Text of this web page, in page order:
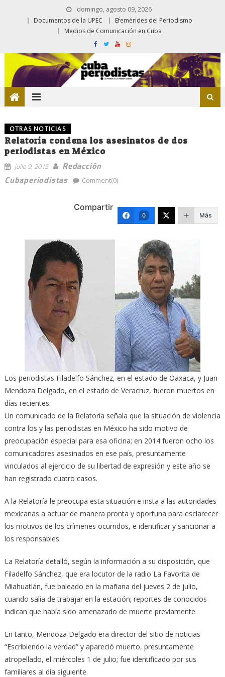
domingo, agosto 09, 2026
Documentos de la UPEC
Efemérides del Periodismo
Medios de Comunicación en Cuba
OTRAS NOTICIAS
Relatoría condena los asesinatos de dos
periodistas en México
julio 9, 2015
Redacción
Cubaperiodistas
Comment(0)
Compartir
0 Más
Los periodistas Filadelfo Sánchez, en el estado de Oaxaca, y Juan
Mendoza Delgado, en el estado de Veracruz, fueron muertos en
días recientes.
Un comunicado de la Relatoría señala que la situación de violencia
contra los y las periodistas en México ha sido motivo de
preocupación especial para esa oficina; en 2014 fueron ocho los
comunicadores asesinados en ese país, presuntamente
vinculados al ejercicio de su libertad de expresión y este año se
han registrado cuatro casos.
A la Relatoría le preocupa esta situación e insta a las autoridades
mexicanas a actuar de manera pronta y oportuna para esclarecer
los motivos de los crímenes ocurridos, e identificar y sancionar a
los responsables.
La Relatoría detalló, según la información a su disposición, que
Filadelfo Sánchez, que era locutor de la radio La Favorita de
Miahuatlán, fue baleado en la mañana del jueves 2 de julio,
cuando salía de trabajar en la estación; reportes de conocidos
indican que había sido amenazado de muerte previamente.
En tanto, Mendoza Delgado era director del sitio de noticias
“Escribiendo la verdad” y apareció muerto, presuntamente
atropellado, el miércoles 1 de julio; fue identificado por sus
familiares al día siguiente.